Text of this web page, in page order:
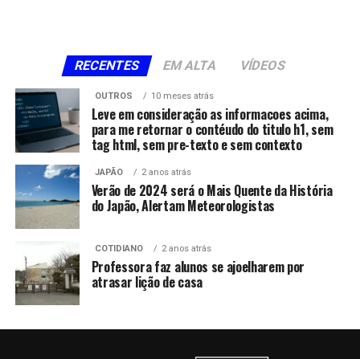
RECENTES EM ALTA VÍDEOS
OUTROS 10 meses atrás
Leve em consideração as informacoes acima,
para me retornar o contéudo do titulo h1, sem
tag html, sem pre-texto e sem contexto
JAPÃO 2 anos atrás
Verão de 2024 será o Mais Quente da História
do Japão, Alertam Meteorologistas
COTIDIANO 2 anos atrás
Professora faz alunos se ajoelharem por
atrasar lição de casa